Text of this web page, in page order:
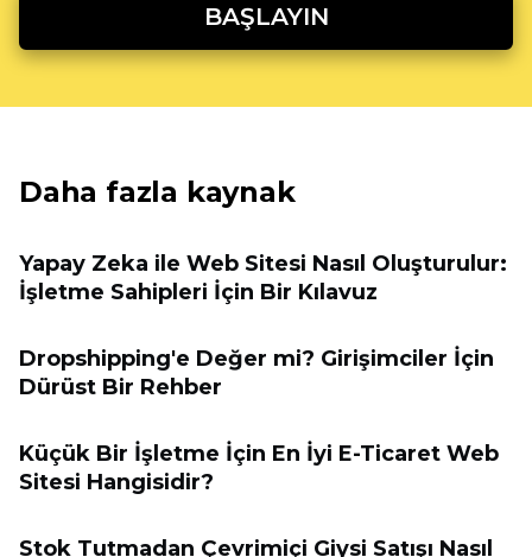
BAŞLAYIN
Daha fazla kaynak
Yapay Zeka ile Web Sitesi Nasıl Oluşturulur:
İşletme Sahipleri İçin Bir Kılavuz
Dropshipping'e Değer mi? Girişimciler İçin
Dürüst Bir Rehber
Küçük Bir İşletme İçin En İyi E-Ticaret Web
Sitesi Hangisidir?
Stok Tutmadan Çevrimiçi Giysi Satışı Nasıl